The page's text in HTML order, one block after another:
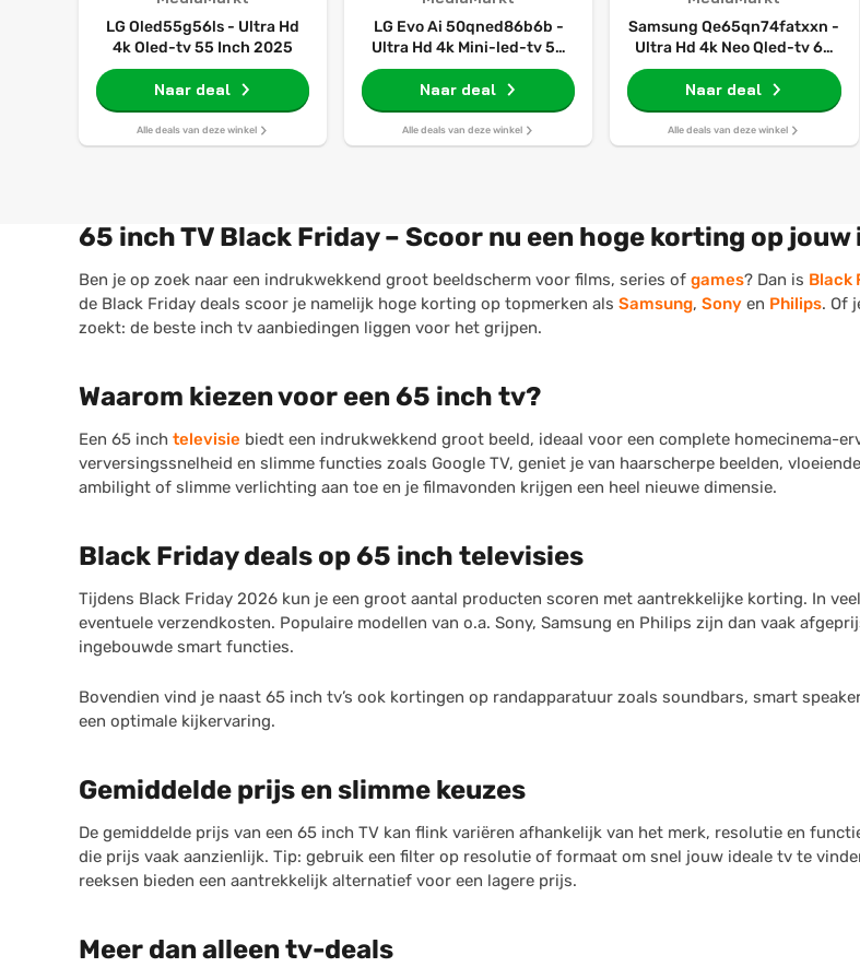
LG Oled55g56ls - Ultra Hd
4k Oled-tv 55 Inch 2025
Naar deal
Alle deals van deze winkel
LG Evo Ai 50qned86b6b -
Ultra Hd 4k Mini-led-tv 50
Inch 2026
Naar deal
Alle deals van deze winkel
Samsung Qe65qn74fatxxn -
Ultra Hd 4k Neo Qled-tv 65
Inch 2025
Naar deal
Alle deals van deze winkel
65 inch TV Black Friday – Scoor nu een hoge korting op
Ben je op zoek naar een indrukwekkend groot beeldscherm voor films, series of games? Dan is Black
de Black Friday deals scoor je namelijk hoge korting op topmerken als Samsung, Sony en Philips. Of
zoekt: de beste inch tv aanbiedingen liggen voor het grijpen.
Waarom kiezen voor een 65 inch tv?
Een 65 inch televisie biedt een indrukwekkend groot beeld, ideaal voor een complete homecinema-
verversingssnelheid en slimme functies zoals Google TV, geniet je van haarscherpe beelden,
ambilight of slimme verlichting aan toe en je filmavonden krijgen een heel nieuwe dimensie.
Black Friday deals op 65 inch televisies
Tijdens Black Friday 2026 kun je een groot aantal producten scoren met aantrekkelijke korting. In
eventuele verzendkosten. Populaire modellen van o.a. Sony, Samsung en Philips zijn dan vaak
ingebouwde smart functies.
Bovendien vind je naast 65 inch tv’s ook kortingen op randapparatuur zoals soundbars, smart
een optimale kijkervaring.
Gemiddelde prijs en slimme keuzes
De gemiddelde prijs van een 65 inch TV kan flink variëren afhankelijk van het merk, resolutie en
die prijs vaak aanzienlijk. Tip: gebruik een filter op resolutie of formaat om snel jouw ideale tv te
reeksen bieden een aantrekkelijk alternatief voor een lagere prijs.
Meer dan alleen tv-deals